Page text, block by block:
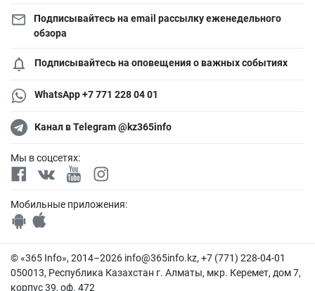
Подписывайтесь на email рассылку еженедельного
обзора
Подписывайтесь на оповещения о важных событиях
WhatsApp +7 771 228 04 01
Канал в Telegram @kz365info
Мы в соцсетях:
Мобильные приложения:
© «365 Info», 2014–2026 info@365info.kz, +7 (771) 228-04-01
050013, Республика Казахстан г. Алматы, мкр. Керемет, дом 7,
корпус 39, оф. 472